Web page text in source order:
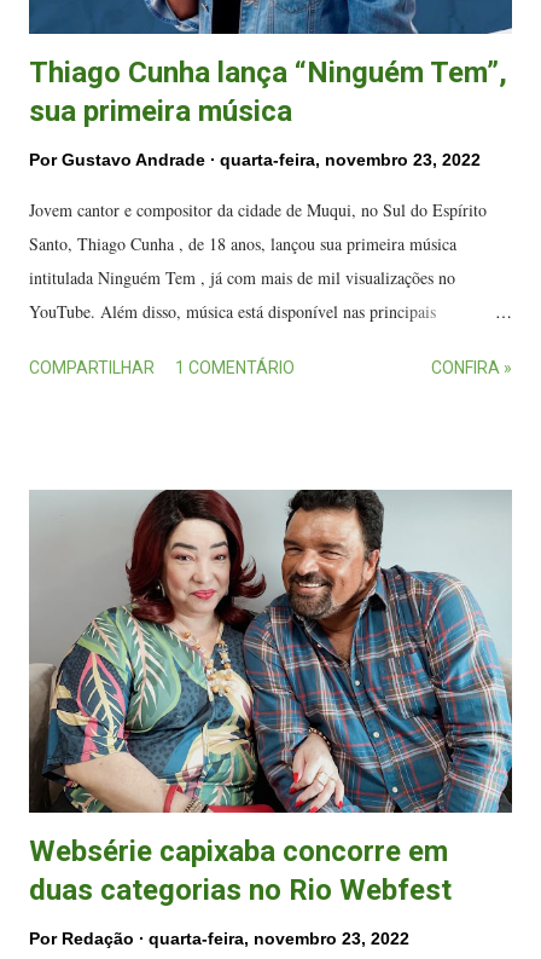
Thiago Cunha lança “Ninguém Tem”,
sua primeira música
PorGustavo Andrade quarta-feira, novembro 23, 2022
Jovem cantor e compositor da cidade de Muqui, no Sul do Espírito
Santo, Thiago Cunha , de 18 anos, lançou sua primeira música
intitulada Ninguém Tem , já com mais de mil visualizações no
YouTube. Além disso, música está disponível nas principais
com o apoio das pessoas e diz que está inovando o forró da nova
espaços no meio nacional com pequenos e grandes artistas. Autor de
algumas obras, ele começou a compor aos 13 anos de idade quando
percebeu que tinha facilidade para rimar e fazer versos. Não
demorou muito para escrever sua primeira música Saudade . O artista
cresceu ouvindo música popular e destaca que a música sempre faz
parte das suas vontades e do seus sonhos. A letra da música: Tô
sabendo de tudo A gente não tá junto Cê xing...
COMPARTILHAR 1 COMENTÁRIO CONFIRA »
Websérie capixaba concorre em
duas categorias no Rio Webfest
Por Redação quarta-feira, novembro 23, 2022